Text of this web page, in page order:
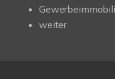
weiter